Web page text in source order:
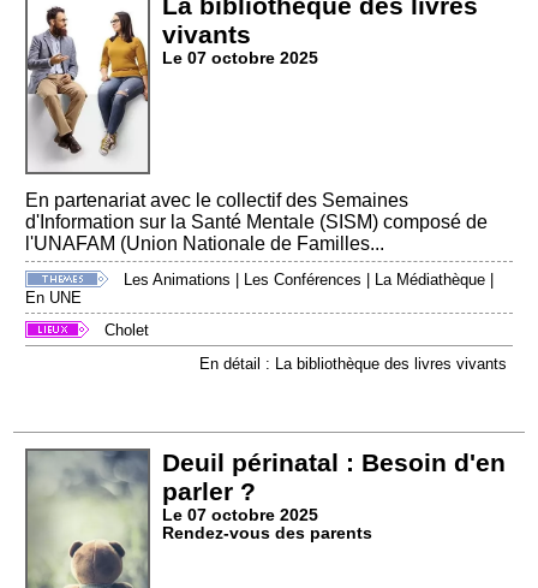
La bibliothèque des livres
vivants
Le 07 octobre 2025
En partenariat avec le collectif des Semaines
d'Information sur la Santé Mentale (SISM) composé de
l'UNAFAM (Union Nationale de Familles...
Les Animations Les Conférences La Médiathèque
En UNE
Cholet
En détail : La bibliothèque des livres vivants
Deuil périnatal : Besoin d'en
parler ?
Le 07 octobre 2025
Rendez-vous des parents